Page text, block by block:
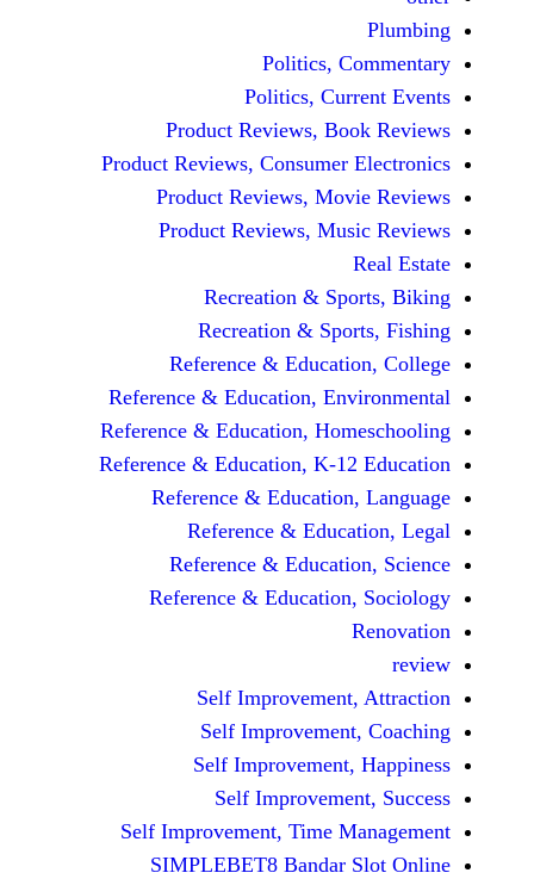
Politics,
Politics,
Product Reviews,
Product Reviews, Consumer
Product Reviews,
Product Reviews,
Recreation &
Recreation &
Reference &
Reference & Education,
Reference & Education,
Reference & Education, K-
Reference &
Reference &
Reference &
Reference &
Self
Self
Self
Self
Self Improvement, Time
SIMPLEBET8 Bandar